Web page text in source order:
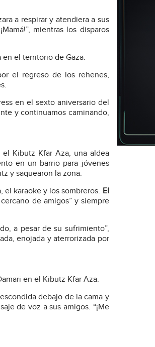
a respirar y atendiera a sus
mientras los disparos
el territorio de Gaza.
el regreso de los rehenes,
en el sexto aniversario del
y continuamos caminando,
Kibutz Kfar Aza, una aldea
en un barrio para jóvenes
y saquearon la zona.
el karaoke y los sombreros. El
de amigos” y siempre
a pesar de su sufrimiento”,
enojada y aterrorizada por
en el Kibutz Kfar Aza.
debajo de la cama y
de voz a sus amigos. “¡Me